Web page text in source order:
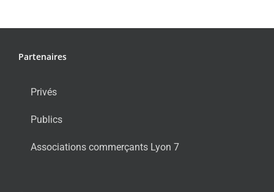
Partenaires
Privés
Publics
Associations commerçants Lyon 7